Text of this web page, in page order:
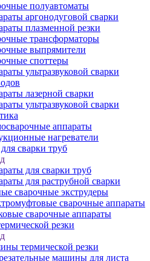
полуавтоматы
аргонодуговой сварки
плазменной резки
трансформаторы
выпрямители
споттеры
ультразвуковой сварки
лазерной сварки
ультразвуковой сварки
аппараты
нагреватели
сварки труб
для сварки труб
для раструбной сварки
сварочные экструдеры
сварочные аппараты
сварочные аппараты
резки
термической резки
машины для листа